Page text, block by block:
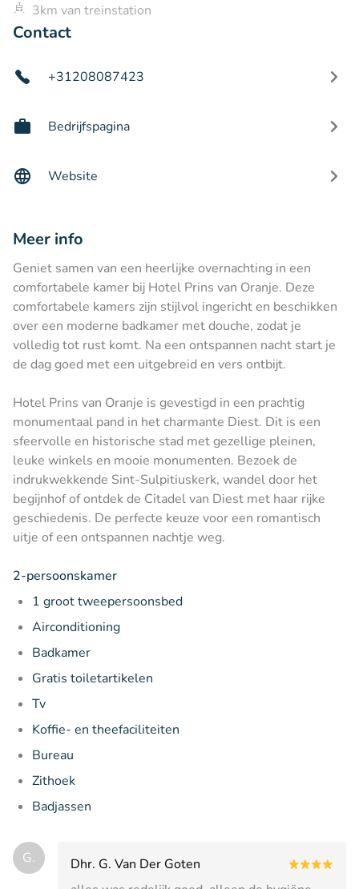
3km van treinstation
Contact
+31208087423
Bedrijfspagina
Website
Meer info
Geniet samen van een heerlijke overnachting in een
comfortabele kamer bij Hotel Prins van Oranje. Deze
comfortabele kamers zijn stijlvol ingericht en beschikken
over een moderne badkamer met douche, zodat je
volledig tot rust komt. Na een ontspannen nacht start je
de dag goed met een uitgebreid en vers ontbijt.
Hotel Prins van Oranje is gevestigd in een prachtig
monumentaal pand in het charmante Diest. Dit is een
sfeervolle en historische stad met gezellige pleinen,
leuke winkels en mooie monumenten. Bezoek de
indrukwekkende Sint-Sulpitiuskerk, wandel door het
begijnhof of ontdek de Citadel van Diest met haar rijke
geschiedenis. De perfecte keuze voor een romantisch
uitje of een ontspannen nachtje weg.
2-persoonskamer
1 groot tweepersoonsbed
Airconditioning
Badkamer
Gratis toiletartikelen
Tv
Koffie- en theefaciliteiten
Bureau
Zithoek
Badjassen
G.
Dhr. G. Van Der Goten